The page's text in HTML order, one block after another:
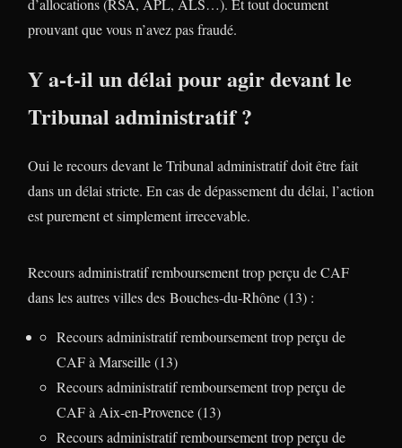
d’allocations (RSA, APL, ALS…). Et tout document
prouvant que vous n’avez pas fraudé.
Y a-t-il un délai pour agir devant le
Tribunal administratif ?
Oui le recours devant le Tribunal administratif doit être fait
dans un délai stricte. En cas de dépassement du délai, l’action
est purement et simplement irrecevable.
Recours administratif remboursement trop perçu de CAF
dans les autres villes des Bouches-du-Rhône (13) :
Recours administratif remboursement trop perçu de
CAF à Marseille (13)
Recours administratif remboursement trop perçu de
CAF à Aix-en-Provence (13)
Recours administratif remboursement trop perçu de